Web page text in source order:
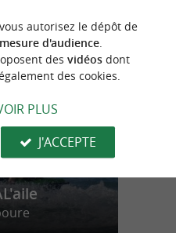
n
o
t
r
e
c
o
u
p
d
e
c
o
e
u
r
autorisez le dépôt de
mesure d'audience.
des vidéosdont
des cookies.
PLUS
J'ACCEPTE